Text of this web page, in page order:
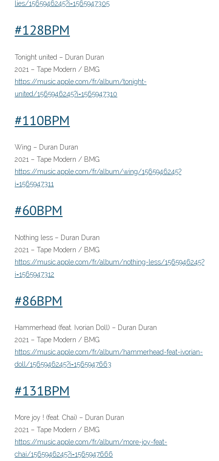
lies/1565946245?i=1565947305
#128BPM
Tonight united – Duran Duran
2021 – Tape Modern / BMG
https://music.apple.com/fr/album/tonight-
united/1565946245?i=1565947310
#110BPM
Wing – Duran Duran
2021 – Tape Modern / BMG
https://music.apple.com/fr/album/wing/1565946245?
i=1565947311
#60BPM
Nothing less – Duran Duran
2021 – Tape Modern / BMG
https://music.apple.com/fr/album/nothing-less/1565946245?
i=1565947312
#86BPM
Hammerhead (feat. Ivorian Doll) – Duran Duran
2021 – Tape Modern / BMG
https://music.apple.com/fr/album/hammerhead-feat-ivorian-
doll/1565946245?i=1565947663
#131BPM
More joy ! (feat. Chai) – Duran Duran
2021 – Tape Modern / BMG
https://music.apple.com/fr/album/more-joy-feat-
chai/1565946245?i=1565947666